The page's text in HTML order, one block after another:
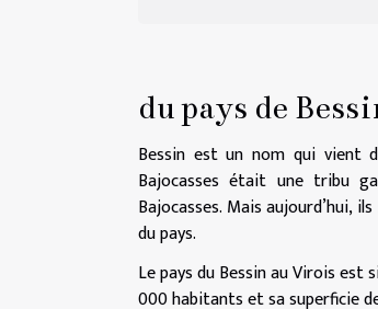
du pays de
Bessin est un nom qui vient
Bajocasses était une tribu
Bajocasses. Mais aujourd’hui,
du pays.
Le pays du Bessin au Virois est
000 habitants et sa superficie